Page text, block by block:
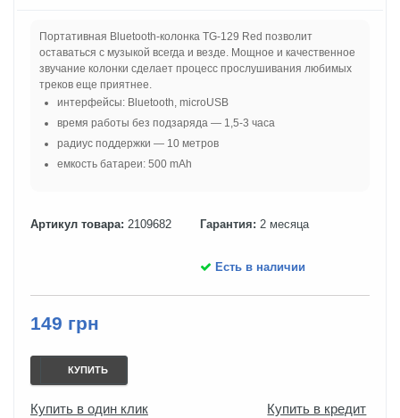
Портативная Bluetooth-колонка TG-129 Red позволит
оставаться с музыкой всегда и везде. Мощное и качественное
звучание колонки сделает процесс прослушивания любимых
треков еще приятнее.
интерфейсы: Bluetooth, microUSB
время работы без подзаряда — 1,5-3 часа
радиус поддержки — 10 метров
емкость батареи: 500 mAh
Артикул товара: 2109682 Гарантия: 2 месяца
Есть в наличии
149 грн
КУПИТЬ
Купить в один клик Купить в кредит